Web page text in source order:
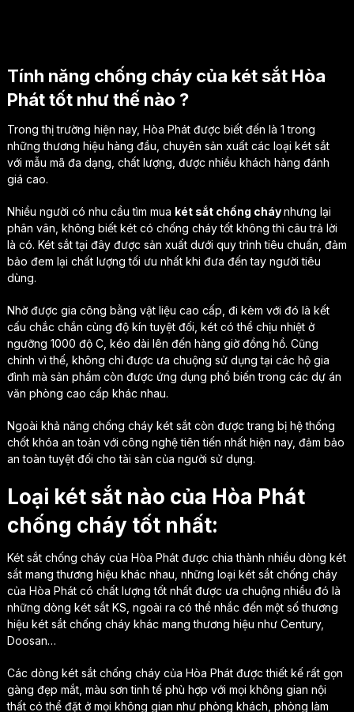
Tính năng chống cháy của két sắt Hòa
Phát tốt như thế nào ?
Trong thị trường hiện nay, Hòa Phát được biết đến là 1 trong
những thương hiệu hàng đầu, chuyên sản xuất các loại két sắt
với mẫu mã đa dạng, chất lượng, được nhiều khách hàng đánh
giá cao.
Nhiều người có nhu cầu tìm mua két sắt chống cháynhưng lại
phân vân, không biết két có chống cháy tốt không thì câu trả lời
là có. Két sắt tại đây được sản xuất dưới quy trình tiêu chuẩn, đảm
bảo đem lại chất lượng tối ưu nhất khi đưa đến tay người tiêu
dùng.
Nhờ được gia công bằng vật liệu cao cấp, đi kèm với đó là kết
cấu chắc chắn cùng độ kín tuyệt đối, két có thể chịu nhiệt ở
ngưỡng 1000 độ C, kéo dài lên đến hàng giờ đồng hồ. Cũng
chính vì thế, không chỉ được ưa chuộng sử dụng tại các hộ gia
đình mà sản phẩm còn được ứng dụng phổ biến trong các dự án
văn phòng cao cấp khác nhau.
Ngoài khả năng chống cháy két sắt còn được trang bị hệ thống
chốt khóa an toàn với công nghệ tiên tiến nhất hiện nay, đảm bảo
an toàn tuyệt đối cho tài sản của người sử dụng.
Loại két sắt nào của Hòa Phát
chống cháy tốt nhất:
Két sắt chống cháy của Hòa Phát được chia thành nhiều dòng két
sắt mang thương hiệu khác nhau, những loại két sắt chống cháy
của Hòa Phát có chất lượng tốt nhất được ưa chuộng nhiều đó là
những dòng két sắt KS, ngoài ra có thể nhắc đến một số thương
hiệu két sắt chống cháy khác mang thương hiệu như Century,
Doosan…
Các dòng két sắt chống cháy của Hòa Phát được thiết kế rất gọn
gàng đẹp mắt, màu sơn tinh tế phù hợp với mọi không gian nội
thất có thể đặt ở mọi không gian như phòng khách, phòng làm